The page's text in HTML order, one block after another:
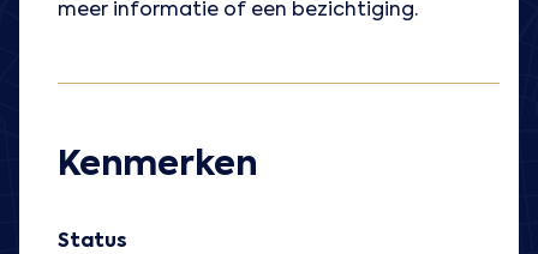
meer informatie of een bezichtiging.
Kenmerken
Status